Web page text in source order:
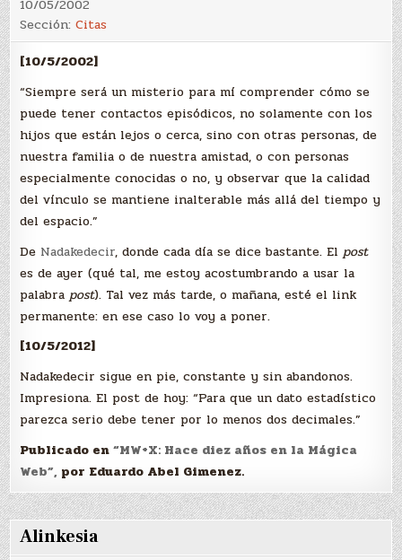
10/05/2002
Sección:Citas
[10/5/2002]
“Siempre será un misterio para mí comprender cómo se
puede tener contactos episódicos, no solamente con los
hijos que están lejos o cerca, sino con otras personas, de
nuestra familia o de nuestra amistad, o con personas
especialmente conocidas o no, y observar que la calidad
del vínculo se mantiene inalterable más allá del tiempo y
del espacio.”
De Nadakedecir, donde cada día se dice bastante. El post
es de ayer (qué tal, me estoy acostumbrando a usar la
palabra post). Tal vez más tarde, o mañana, esté el link
permanente: en ese caso lo voy a poner.
[10/5/2012]
Nadakedecir sigue en pie, constante y sin abandonos.
Impresiona. El post de hoy: “Para que un dato estadístico
parezca serio debe tener por lo menos dos decimales.”
Publicado en“MW+X: Hace diez años en la Mágica
Web”, por Eduardo Abel Gimenez.
Alinkesia